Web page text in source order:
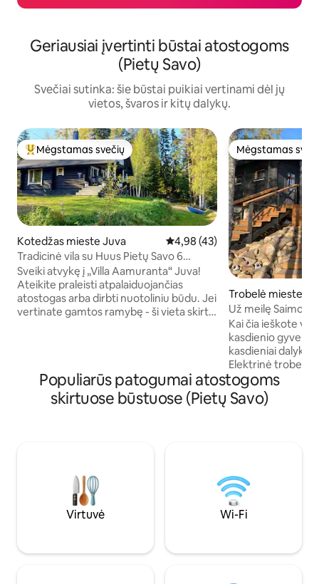
Geriausiai įvertinti būstai atostogoms
(Pietų Savo)
Svečiai sutinka: šie būstai puikiai vertinami dėl jų
vietos, švaros ir kitų dalykų.
Svečių mėgstamiausias
Mėgstamas svečių
Kotedžas mieste Juva Vidutinis įvertinimas: 4,98 iš 5,
4,98 (43)
Tradicinė vila su Huus Pietų Savo 6
asmenims
Sveiki atvykę į „Villa Aamuranta“ Juva!
Ateikite praleisti atpalaiduojančias
atostogas arba dirbti nuotoliniu būdu. Jei
vertinate gamtos ramybę - ši vieta skirta
galima matyti. Sklypas yra stačiakampio
formos, kelias eina tiesiai už namelio.
Geros būklės smėlio kelias (apie 2,2 km)
rankšluosčiai: +15 €/asmeniui
Mėgstamas
Mėgstamas
Trobelė mieste
Už meilę Saimos
Kai čia ieškote
kasdienio
kasdieniai dalykai
Elektrinė trobelė
dabar. Atskira
su nuostabiausiu
vieta, kur galima
antgaliu. Daug
Laužavietė
namuose yra
atkreipkite
Populiarūs patogumai atostogoms
skirtuose būstuose (Pietų Savo)
Virtuvė Wi-Fi